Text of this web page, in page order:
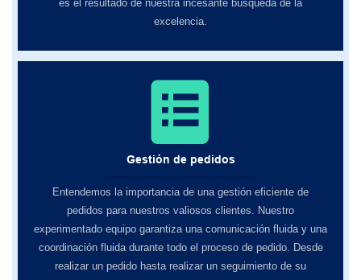
es el resultado de nuestra incesante búsqueda de la
excelencia.
Gestión de pedidos
Entendemos la importancia de una gestión eficiente de
pedidos para nuestros valiosos clientes. Nuestro
experimentado equipo garantiza una comunicación fluida y una
coordinación fluida durante todo el proceso de pedido. Desde
realizar un pedido hasta realizar un seguimiento de su